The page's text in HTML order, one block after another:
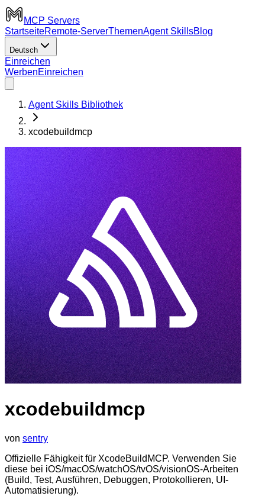
MCP Servers
StartseiteRemote-ServerThemenAgent SkillsBlog
Deutsch
Einreichen
WerbenEinreichen
Agent Skills Bibliothek
xcodebuildmcp
xcodebuildmcp
von sentry
Offizielle Fähigkeit für XcodeBuildMCP. Verwenden Sie
diese bei iOS/macOS/watchOS/tvOS/visionOS-Arbeiten
(Build, Test, Ausführen, Debuggen, Protokollieren, UI-
Automatisierung).